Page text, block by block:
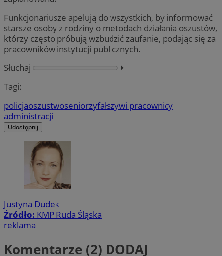
Funkcjonariusze apelują do wszystkich, by informować
starsze osoby z rodziny o metodach działania oszustów,
którzy często próbują wzbudzić zaufanie, podając się za
pracowników instytucji publicznych.
Słuchaj
⏵︎
Tagi:
policjaoszustwoseniorzyfałszywi pracownicy
administracji
Udostępnij
Justyna Dudek
Źródło: KMP Ruda Śląska
reklama
Komentarze (2) DODAJ